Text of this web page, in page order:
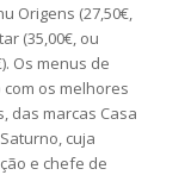
Origens (27,50€,
(35,00€, ou
Os menus de
os melhores
das marcas Casa
cuja
e chefe de